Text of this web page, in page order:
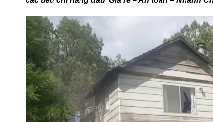
Đơn vị chúng tôi chuyên cung cấptháo dỡ nhà
các tiêu chí hàng đầu Giá rẻ – An toàn – Nhanh